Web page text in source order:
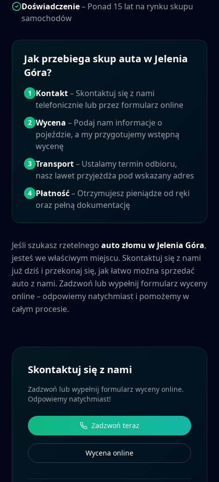
Doświadczenie– Ponad 15 lat na rynku skupu
samochodów
Jak przebiega skup auta w Jelenia
Góra?
1 Kontakt– Skontaktuj się z nami
telefonicznie lub przez formularz online
2 Wycena – Podaj nam informacje o
pojeździe, a my przygotujemy wstępną
wycenę
3 Transport– Ustalamy termin odbioru,
nasz lawet przyjeżdża pod wskazany adres
4 Płatność– Otrzymujesz pieniądze od ręki
oraz pełną dokumentację
Jeśli szukasz rzetelnego auto złomu w Jelenia Góra,
jesteś we właściwym miejscu. Skontaktuj się z nami
już dziś i przekonaj się, jak łatwo można sprzedać
auto z nami. Zadzwoń lub wypełnij formularz wyceny
online – odpowiemy natychmiast i pomożemy w
całym procesie.
Skontaktuj się z nami
Zadzwoń lub wypełnij formularz wyceny online.
Odpowiemy natychmiast!
Zadzwoń teraz
Wycena online